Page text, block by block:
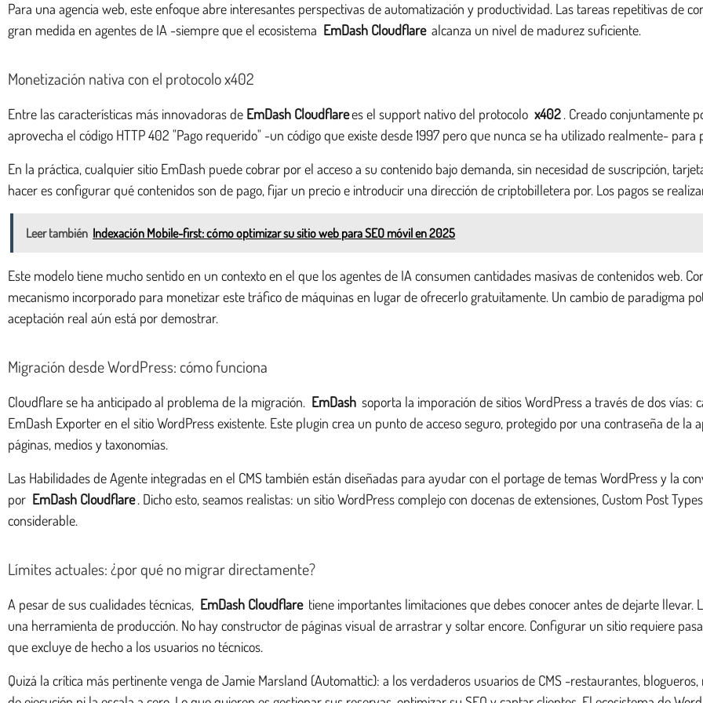
Para una agencia web, este enfoque abre interesantes perspectivas de automatización y productividad. Las tareas repetitivas de
gran medida en agentes de IA -siempre que el ecosistema EmDash Cloudflare alcanza un nivel de madurez suficiente.
Monetización nativa con el protocolo x402
Entre las características más innovadoras de EmDash Cloudflarees el support nativo del protocolo x402. Creado conjuntamente
aprovecha el código HTTP 402 "Pago requerido" -un código que existe desde 1997 pero que nunca se ha utilizado realmente-
En la práctica, cualquier sitio EmDash puede cobrar por el acceso a su contenido bajo demanda, sin necesidad de suscripción,
hacer es configurar qué contenidos son de pago, fijar un precio e introducir una dirección de criptobilletera por. Los pagos se
Leer también Indexación Mobile-first: cómo optimizar su sitio web para SEO móvil en 2025
Este modelo tiene mucho sentido en un contexto en el que los agentes de IA consumen cantidades masivas de contenidos web.
mecanismo incorporado para monetizar este tráfico de máquinas en lugar de ofrecerlo gratuitamente. Un cambio de paradigma
aceptación real aún está por demostrar.
Migración desde WordPress: cómo funciona
Cloudflare se ha anticipado al problema de la migración. EmDash soporta la imporación de sitios WordPress a través de dos
EmDash Exporter en el sitio WordPress existente. Este plugin crea un punto de acceso seguro, protegido por una contraseña de
páginas, medios y taxonomías.
Las Habilidades de Agente integradas en el CMS también están diseñadas para ayudar con el portage de temas WordPress y la
por EmDash Cloudflare . Dicho esto, seamos realistas: un sitio WordPress complejo con docenas de extensiones, Custom Post
considerable.
Límites actuales: ¿por qué no migrar directamente?
A pesar de sus cualidades técnicas, EmDash Cloudflare tiene importantes limitaciones que debes conocer antes de dejarte
una herramienta de producción. No hay constructor de páginas visual de arrastrar y soltar encore. Configurar un sitio requiere
que excluye de hecho a los usuarios no técnicos.
Quizá la crítica más pertinente venga de Jamie Marsland (Automattic): a los verdaderos usuarios de CMS -restaurantes,